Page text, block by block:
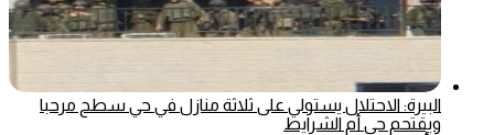
البيرة: الاحتلال يستولي على ثلاثة منازل في حي سطح مرحبا
ويقتحم حي أم الشرايط